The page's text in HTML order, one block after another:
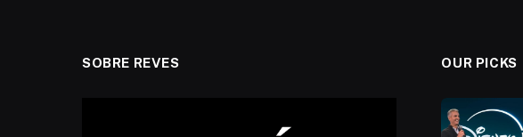
SOBRE REVES OUR PICKS